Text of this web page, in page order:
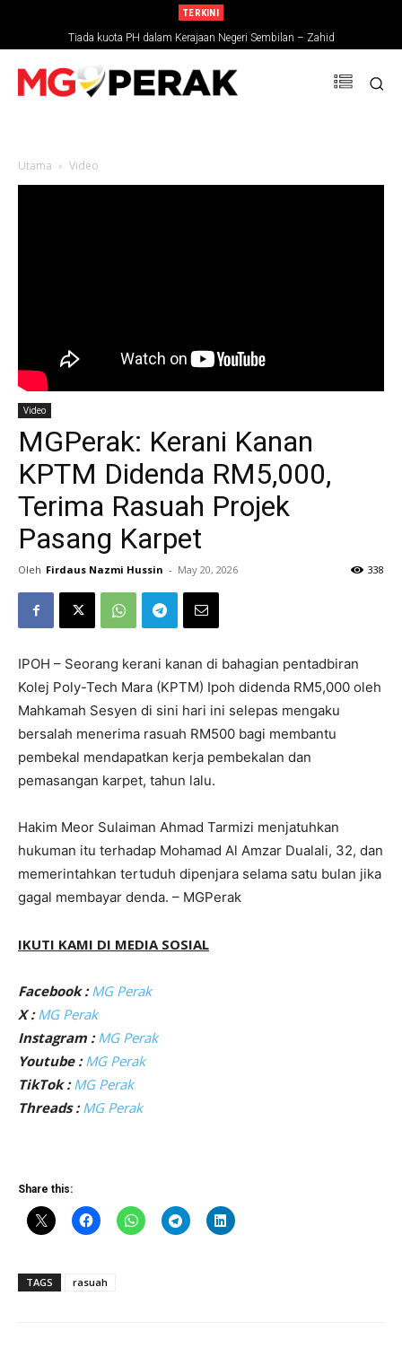
TERKINI
Tiada kuota PH dalam Kerajaan Negeri Sembilan – Zahid
Utama Video
Video
MGPerak: Kerani Kanan
KPTM Didenda RM5,000,
Terima Rasuah Projek
Pasang Karpet
Oleh Firdaus Nazmi Hussin - May 20, 2026 338
IPOH – Seorang kerani kanan di bahagian pentadbiran
Kolej Poly-Tech Mara (KPTM) Ipoh didenda RM5,000 oleh
Mahkamah Sesyen di sini hari ini selepas mengaku
bersalah menerima rasuah RM500 bagi membantu
pembekal mendapatkan kerja pembekalan dan
pemasangan karpet, tahun lalu.
Hakim Meor Sulaiman Ahmad Tarmizi menjatuhkan
hukuman itu terhadap Mohamad Al Amzar Dualali, 32, dan
memerintahkan tertuduh dipenjara selama satu bulan jika
gagal membayar denda. – MGPerak
IKUTI KAMI DI MEDIA SOSIAL
Facebook : MG Perak
X : MG Perak
Instagram : MG Perak
Youtube : MG Perak
TikTok : MG Perak
Threads : MG Perak
Share this:
TAGS rasuah